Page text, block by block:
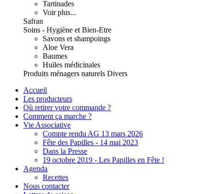
Tartinades
Voir plus...
Safran
Soins - Hygiène et Bien-Etre
Savons et shampoings
Aloe Vera
Baumes
Huiles médicinales
Produits ménagers naturels Divers
Accueil
Les producteurs
Où retirer votre commande ?
Comment ça marche ?
Vie Associative
Compte rendu AG 13 mars 2026
Fête des Papilles - 14 mai 2023
Dans la Presse
19 octobre 2019 - Les Papilles en Fête !
Agenda
Recettes
Nous contacter